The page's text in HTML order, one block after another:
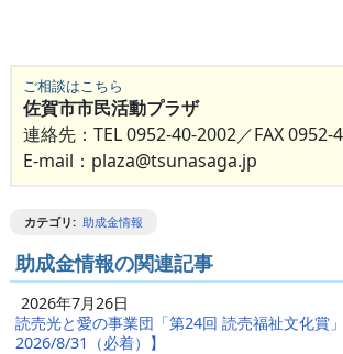
ご相談はこちら
佐賀市市民活動プラザ
連絡先：TEL 0952-40-2002／FAX 0952-
E-mail：plaza@tsunasaga.jp
カテゴリ: 助成金情報
助成金情報の関連記事
2026年7月26日
読売光と愛の事業団「第24回 読売福祉文化賞
2026/8/31（必着）】